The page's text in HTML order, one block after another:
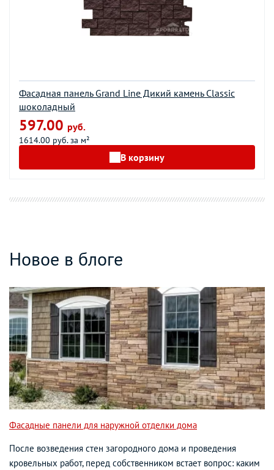
Фасадная панель Grand Line Дикий камень Classic
шоколадный
597.00 руб.
1614.00 руб. за м²
В корзину
Новое в блоге
Фасадные панели для наружной отделки дома
После возведения стен загородного дома и проведения
кровельных работ, перед собственником встает вопрос: каким